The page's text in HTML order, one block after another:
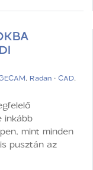
, Radan ·CAD,
inkább
mint minden
pusztán az